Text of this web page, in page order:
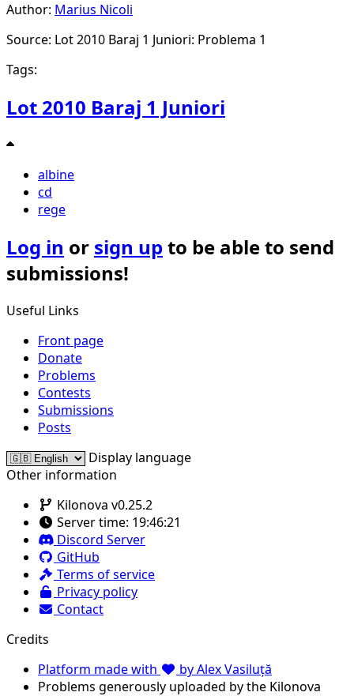
Author: Marius Nicoli
Source: Lot 2010 Baraj 1 Juniori: Problema 1
Tags:
Lot 2010 Baraj 1 Juniori
albine
cd
rege
Log in or sign upto be able to send
submissions!
Useful Links
Front page
Donate
Problems
Contests
Submissions
Posts
Display language
Other information
Kilonova v0.25.2
Server time: 19:46:21
Discord Server
GitHub
Terms of service
Privacy policy
Contact
Credits
Platform made with
by Alex Vasiluță
Problems generously uploaded by the Kilonova